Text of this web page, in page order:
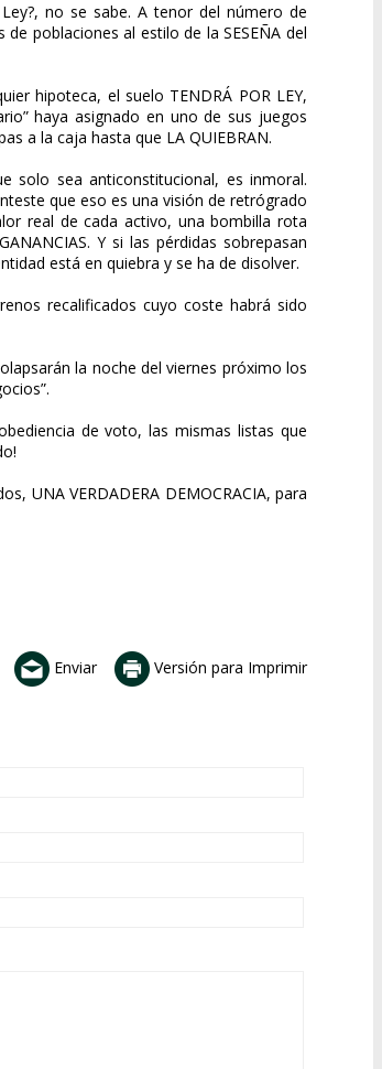
no se sabe. A tenor del número de
poblaciones al estilo de la SESEÑA del
hipoteca, el suelo TENDRÁ POR LEY,
haya asignado en uno de sus juegos
a la caja hasta que LA QUIEBRAN.
solo sea anticonstitucional, es inmoral.
que eso es una visión de retrógrado
real de cada activo, una bombilla rota
Y si las pérdidas sobrepasan
está en quiebra y se ha de disolver.
recalificados cuyo coste habrá sido
la noche del viernes próximo los
de voto, las mismas listas que
UNA VERDADERA DEMOCRACIA, para
Enviar Versión para Imprimir